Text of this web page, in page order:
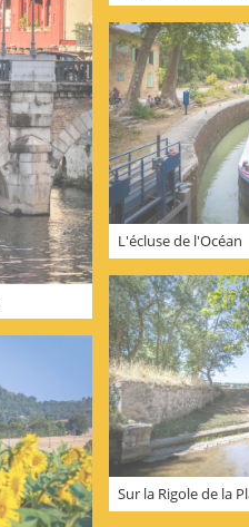
L'écluse de l'Océan
Sur la Rigole de la